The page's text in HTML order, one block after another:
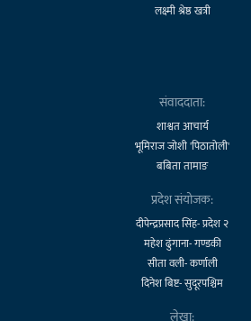
लक्ष्मी श्रेष्ठ खत्री
संवाददाता:
शाश्वत आचार्य
भूमिराज जोशी 'पिठातोली'
बबिता तामाङ
प्रदेश संयोजक:
दीपेन्द्रप्रसाद सिंह- प्रदेश २
महेश ढुंगाना- गण्डकी
सीता वली- कर्णाली
दिनेश बिष्ट- सुदूरपश्चिम